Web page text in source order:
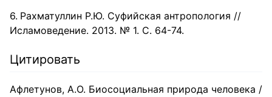
Рахматуллин Р.Ю. Суфийская антропология //
Исламоведение. 2013. № 1. С. 64-74.
Цитировать
Афлетунов, А.О. Биосоциальная природа человека /